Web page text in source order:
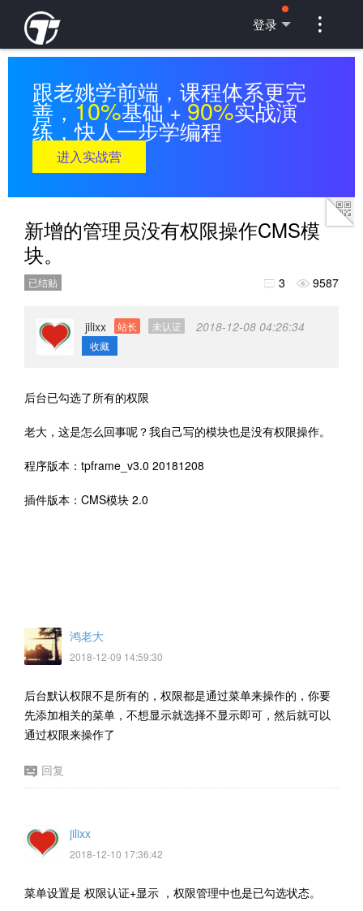
登录 
跟老姚学前端，课程体系更完
善，10%基础 +90%实战演
练，快人一步学编程
进入实战营
新增的管理员没有权限操作CMS模
块。
已结贴  3  9587
jilixx 站长 未认证 2018-12-08 04:26:34
收藏
后台已勾选了所有的权限
老大，这是怎么回事呢？我自己写的模块也是没有权限操作。
程序版本：tpframe_v3.0 20181208
插件版本：CMS模块 2.0
鸿老大
2018-12-09 14:59:30
后台默认权限不是所有的，权限都是通过菜单来操作的，你要
先添加相关的菜单，不想显示就选择不显示即可，然后就可以
通过权限来操作了
回复
jilixx
2018-12-10 17:36:42
菜单设置是 权限认证+显示 ，权限管理中也是已勾选状态。